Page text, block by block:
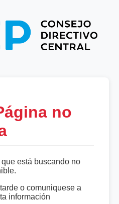
no
está buscando no
o comuniquese a
información